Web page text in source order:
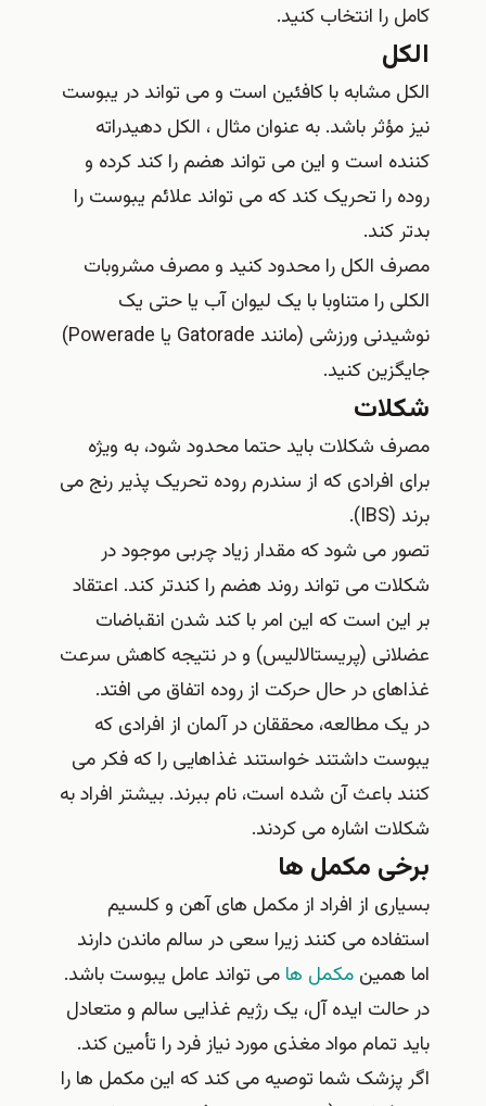
کامل را انتخاب کنید.
الکل
الكل مشابه با كافئین است و می تواند در یبوست
نیز مؤثر باشد. به عنوان مثال ، الکل دهیدراته
کننده است و این می تواند هضم را کند کرده و
روده را تحریک کند که می تواند علائم یبوست را
بدتر کند.
مصرف الکل را محدود کنید و مصرف مشروبات
الکلی را متناوبا با یک لیوان آب یا حتی یک
نوشیدنی ورزشی (مانند Gatorade یا Powerade)
جایگزین کنید.
شکلات
مصرف شکلات باید حتما محدود شود، به ویژه
برای افرادی که از سندرم روده تحریک پذیر رنج می
برند (IBS).
تصور می شود که مقدار زیاد چربی موجود در
شکلات می تواند روند هضم را کندتر کند. اعتقاد
بر این است که این امر با کند شدن انقباضات
عضلانی (پریستالالیس) و در نتیجه کاهش سرعت
غذاهای در حال حرکت از روده اتفاق می افتد.
در یک مطالعه، محققان در آلمان از افرادی که
یبوست داشتند خواستند غذاهایی را که فکر می
کنند باعث آن شده است، نام ببرند. بیشتر افراد به
شکلات اشاره می کردند.
برخی مکمل ها
بسیاری از افراد از مکمل های آهن و کلسیم
استفاده می کنند زیرا سعی در سالم ماندن دارند
اما همینمکمل ها می تواند عامل یبوست باشد.
در حالت ایده آل، یک رژیم غذایی سالم و متعادل
باید تمام مواد مغذی مورد نیاز فرد را تأمین کند.
اگر پزشک شما توصیه می کند که این مکمل ها را